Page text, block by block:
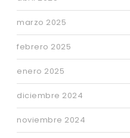
marzo 2025
febrero 2025
enero 2025
diciembre 2024
noviembre 2024